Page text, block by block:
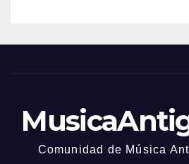
Comunidad de Música